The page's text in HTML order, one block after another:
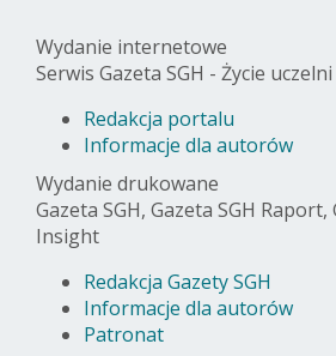
Wydanie internetowe
Serwis Gazeta SGH - Życie uczelni
Redakcja portalu
Informacje dla autorów
Wydanie drukowane
Gazeta SGH, Gazeta SGH Raport,
Insight
Redakcja Gazety SGH
Informacje dla autorów
Patronat